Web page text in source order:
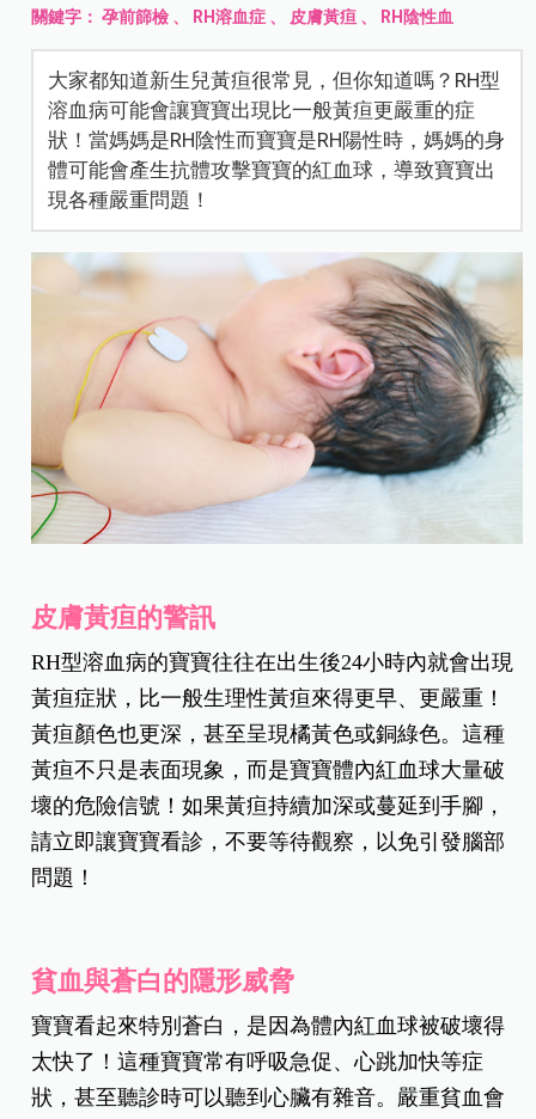
關鍵字：孕前篩檢 、 RH溶血症 、 皮膚黃疸 、 RH陰性血
大家都知道新生兒黃疸很常見，但你知道嗎？RH型
溶血病可能會讓寶寶出現比一般黃疸更嚴重的症
狀！當媽媽是RH陰性而寶寶是RH陽性時，媽媽的身
體可能會產生抗體攻擊寶寶的紅血球，導致寶寶出
現各種嚴重問題！
皮膚黃疸的警訊
RH型溶血病的寶寶往往在出生後24小時內就會出現
黃疸症狀，比一般生理性黃疸來得更早、更嚴重！
黃疸顏色也更深，甚至呈現橘黃色或銅綠色。這種
黃疸不只是表面現象，而是寶寶體內紅血球大量破
壞的危險信號！如果黃疸持續加深或蔓延到手腳，
請立即讓寶寶看診，不要等待觀察，以免引發腦部
問題！
貧血與蒼白的隱形威脅
寶寶看起來特別蒼白，是因為體內紅血球被破壞得
太快了！這種寶寶常有呼吸急促、心跳加快等症
狀，甚至聽診時可以聽到心臟有雜音。嚴重貧血會